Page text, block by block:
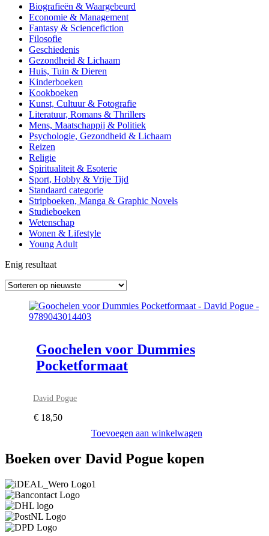
Biografieën & Waargebeurd
Economie & Management
Fantasy & Sciencefiction
Filosofie
Geschiedenis
Gezondheid & Lichaam
Huis, Tuin & Dieren
Kinderboeken
Kookboeken
Kunst, Cultuur & Fotografie
Literatuur, Romans & Thrillers
Mens, Maatschappij & Politiek
Psychologie, Gezondheid & Lichaam
Reizen
Religie
Spiritualiteit & Esoterie
Sport, Hobby & Vrije Tijd
Standaard categorie
Stripboeken, Manga & Graphic Novels
Studieboeken
Wetenschap
Wonen & Lifestyle
Young Adult
Enig resultaat
Goochelen voor Dummies
Pocketformaat
David Pogue
€ 18,50
Toevoegen aan winkelwagen
Boeken over David Pogue kopen